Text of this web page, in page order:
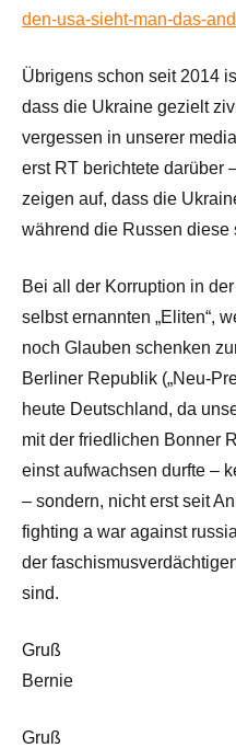
den-usa-sieht-man-das-
Übrigens schon seit 2014
dass die Ukraine gezielt
vergessen in unserer
erst RT berichtete darüber
zeigen auf, dass die
während die Russen diese
Bei all der Korruption in
selbst ernannten „Eliten“,
noch Glauben schenken
Berliner Republik („Neu-
heute Deutschland, da
mit der friedlichen Bonner
einst aufwachsen durfte –
– sondern, nicht erst seit
fighting a war against
der
sind.
Gruß
Bernie
Gruß